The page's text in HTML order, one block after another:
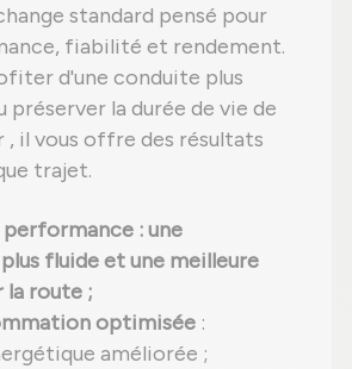
standard pensé pour
fiabilité et rendement.
d'une conduite plus
préserver la durée de vie de
il vous offre des résultats
trajet.
performance : une
fluide et une meilleure
route ;
optimisée :
améliorée ;